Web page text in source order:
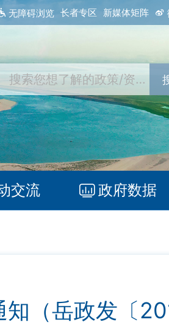
无障碍浏览 长者专区 新媒体矩阵
交流 政府数据
（岳政发〔